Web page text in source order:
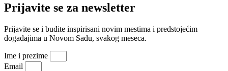
Prijavite se za newsletter
Prijavite se i budite inspirisani novim mestima i predstojećim
događajima u Novom Sadu, svakog meseca.
Ime i prezime
Email